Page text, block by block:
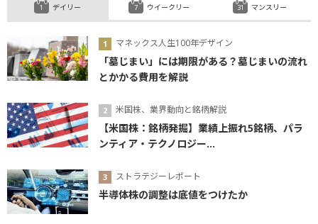
デイリー
マネックス人生100年デザイン
「墓じまい」には期限がある？墓じまいの流れ
とかかる費用を解説
米国株、業界動向と銘柄解説
【米国株：銘柄発掘】業績上振れ5銘柄、パラ
ンティア・テクノロジー...
ストラテジーレポート
半導体株の調整は底値をつけたか
ウイークリー マンスリー